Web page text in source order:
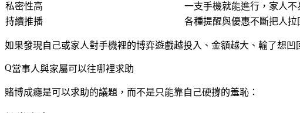
私密性高
一支手機就能進行，家人不
持續推播
各種提醒與優惠不斷把人拉
如果發現自己或家人對手機裡的博弈遊戲越投入、金額越大、輸了想
當事人與家屬可以往哪裡求助
賭博成癮是可以求助的議題，而不是只能靠自己硬撐的羞恥：